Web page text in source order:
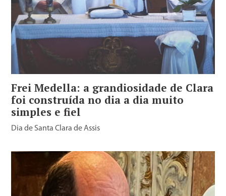
Frei Medella: a grandiosidade de Clara
foi construída no dia a dia muito
simples e fiel
Dia de Santa Clara de Assis